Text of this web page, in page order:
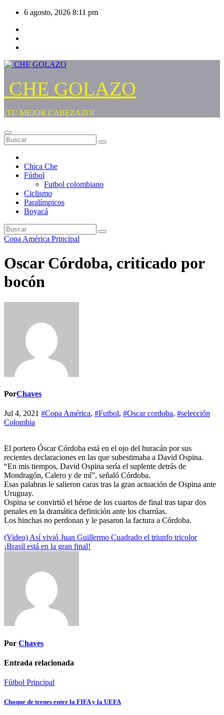
Saltar
contenido
6 agosto, 2026 8:11 pm
CHE GOLAZO
¡TU MEJOR CABEZAZO!
Chica Che
Fútbol
Futbol colombiano
Ciclismo
Paralímpicos
Boyacá
Copa América Principal
Oscar Córdoba, criticado por
bocón
PorChaves
Jul 4, 2021 #Copa América, #Futbol, #Oscar cordoba, #selección
Colombia
El portero Óscar Córdoba está en el ojo del huracán por sus
recientes declaraciones en las que subestimaba a David Ospina.
“En mis tiempos, David Ospina sería el suplente detrás de
Mondragón, Calero y de mí”, señaló Córdoba.
Esas palabras le salieron caras tras la gran actuación de Ospina ante
Uruguay.
Ospina se convirtió el héroe de los cuartos de final tras tapar dos
penales en la dramática definición ante los charrúas.
Los hinchas no perdonan y le pasaron la factura a Córdoba.
Navegación
de
(Video) Así vivió Juan Guillermo Cuadrado el triunfo tricolor
¡Brasil está en la gran final!
Por Chaves
Entrada relacionada
Fútbol Principal
Choque de trenes entre la FIFA y la UEFA